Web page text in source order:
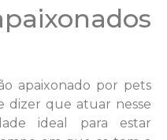
apaixonado por pets
dizer que atuar nesse
ideal para estar